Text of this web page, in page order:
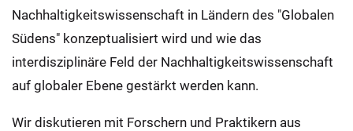
Nachhaltigkeitswissenschaft in Ländern des "Globalen
Südens" konzeptualisiert wird und wie das
interdisziplinäre Feld der Nachhaltigkeitswissenschaft
auf globaler Ebene gestärkt werden kann.
Wir diskutieren mit Forschern und Praktikern aus